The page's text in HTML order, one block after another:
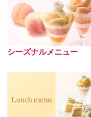
シーズナルメニュー